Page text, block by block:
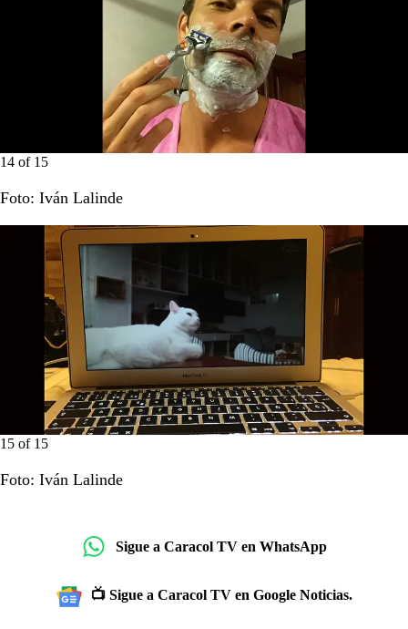
14 of 15
Foto: Iván Lalinde
15 of 15
Foto: Iván Lalinde
Sigue a Caracol TV en WhatsApp
📺 Sigue a Caracol TV en Google Noticias.